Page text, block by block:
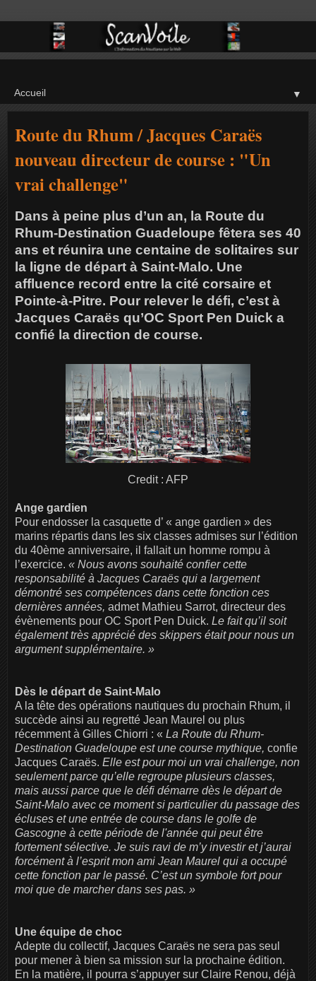
▼
Route du Rhum / Jacques Caraës
nouveau directeur de course : "Un
vrai challenge"
Dans à peine plus d’un an, la Route du
Rhum-Destination Guadeloupe fêtera ses 40
ans et réunira une centaine de solitaires sur
la ligne de départ à Saint-Malo. Une
affluence record entre la cité corsaire et
Pointe-à-Pitre. Pour relever le défi, c’est à
Jacques Caraës qu’OC Sport Pen Duick a
confié la direction de course.
Credit : AFP
Ange gardien
Pour endosser la casquette d’ « ange gardien » des
marins répartis dans les six classes admises sur l’édition
du 40ème anniversaire, il fallait un homme rompu à
l’exercice. « Nous avons souhaité confier cette
responsabilité à Jacques Caraës qui a largement
démontré ses compétences dans cette fonction ces
dernières années, admet Mathieu Sarrot, directeur des
évènements pour OC Sport Pen Duick. Le fait qu’il soit
également très apprécié des skippers était pour nous un
argument supplémentaire. »
Dès le départ de Saint-Malo
A la tête des opérations nautiques du prochain Rhum, il
succède ainsi au regretté Jean Maurel ou plus
récemment à Gilles Chiorri : « La Route du Rhum-
Destination Guadeloupe est une course mythique, confie
Jacques Caraës. Elle est pour moi un vrai challenge, non
seulement parce qu’elle regroupe plusieurs classes,
mais aussi parce que le défi démarre dès le départ de
Saint-Malo avec ce moment si particulier du passage des
écluses et une entrée de course dans le golfe de
Gascogne à cette période de l'année qui peut être
fortement sélective. Je suis ravi de m’y investir et j’aurai
forcément à l’esprit mon ami Jean Maurel qui a occupé
cette fonction par le passé. C’est un symbole fort pour
moi que de marcher dans ses pas. »
Une équipe de choc
Adepte du collectif, Jacques Caraës ne sera pas seul
pour mener à bien sa mission sur la prochaine édition.
En la matière, il pourra s’appuyer sur Claire Renou, déjà